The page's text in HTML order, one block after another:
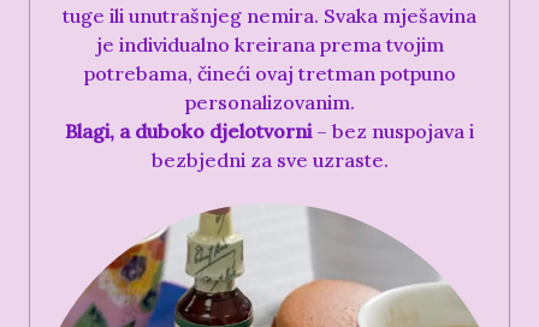
tuge ili unutrašnjeg nemira. Svaka mješavina
je individualno kreirana prema tvojim
potrebama, čineći ovaj tretman potpuno
personalizovanim.
Blagi, a duboko djelotvorni– bez nuspojava i
bezbjedni za sve uzraste.